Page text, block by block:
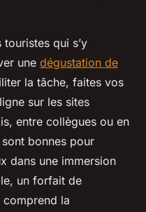
touristes qui s’y
une dégustation de
la tâche, faites vos
sur les sites
entre collègues ou en
bonnes pour
dans une immersion
un forfait de
comprend la